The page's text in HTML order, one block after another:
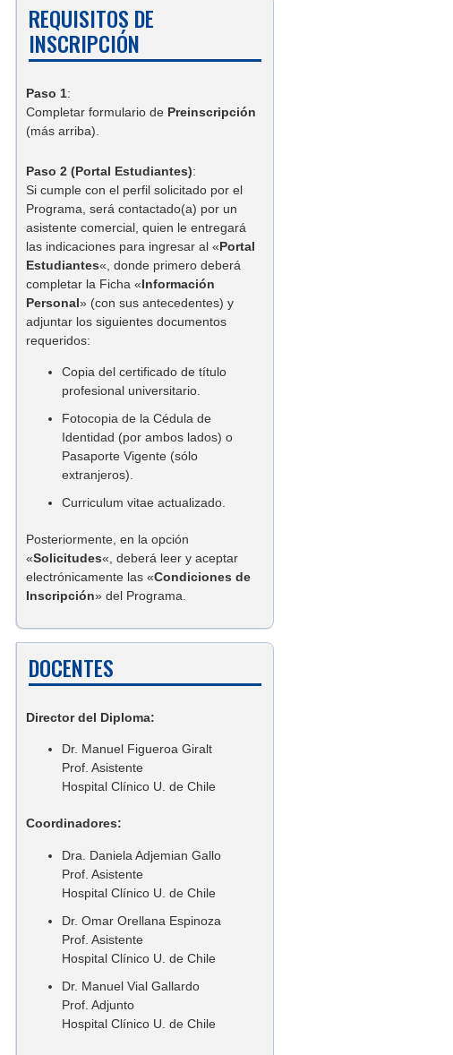
REQUISITOS DE
INSCRIPCIÓN
Paso 1:
Completar formulario de Preinscripción
(más arriba).
Paso 2 (Portal Estudiantes):
Si cumple con el perfil solicitado por el
Programa, será contactado(a) por un
asistente comercial, quien le entregará
las indicaciones para ingresar al «Portal
Estudiantes«, donde primero deberá
completar la Ficha «Información
Personal» (con sus antecedentes) y
adjuntar los siguientes documentos
requeridos:
Copia del certificado de título
profesional universitario.
Fotocopia de la Cédula de
Identidad (por ambos lados) o
Pasaporte Vigente (sólo
extranjeros).
Curriculum vitae actualizado.
Posteriormente, en la opción
«Solicitudes«, deberá leer y aceptar
electrónicamente las «Condiciones de
Inscripción» del Programa.
DOCENTES
Director del Diploma:
Dr. Manuel Figueroa Giralt
Prof. Asistente
Hospital Clínico U. de Chile
Coordinadores:
Dra. Daniela Adjemian Gallo
Prof. Asistente
Hospital Clínico U. de Chile
Dr. Omar Orellana Espinoza
Prof. Asistente
Hospital Clínico U. de Chile
Dr. Manuel Vial Gallardo
Prof. Adjunto
Hospital Clínico U. de Chile